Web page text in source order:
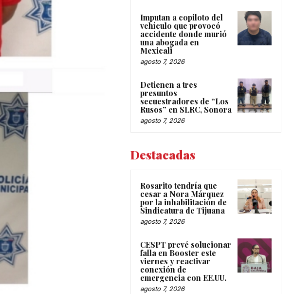
Imputan a copiloto del
vehículo que provocó
accidente donde murió
una abogada en
Mexicali
agosto 7, 2026
Detienen a tres
presuntos
secuestradores de “Los
Rusos” en SLRC, Sonora
agosto 7, 2026
Destacadas
Rosarito tendría que
cesar a Nora Márquez
por la inhabilitación de
Sindicatura de Tijuana
agosto 7, 2026
CESPT prevé solucionar
falla en Booster este
viernes y reactivar
conexión de
emergencia con EE.UU.
agosto 7, 2026